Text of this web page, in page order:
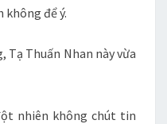
không để ý.
Tạ Thuấn Nhan này vừa
nhiên không chút tin